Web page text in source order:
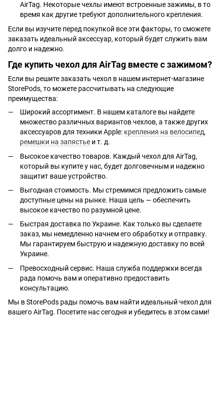
AirTag. Некоторые чехлы имеют встроенные зажимы, в то
время как другие требуют дополнительного крепления.
Если вы изучите перед покупкой все эти факторы, то сможете
заказать идеальный аксессуар, который будет служить вам
долго и надежно.
Где купить чехол для AirTag вместе с зажимом?
Если вы решите заказать чехол в нашем интернет-магазине
StorePods, то можете рассчитывать на следующие
преимущества:
Широкий ассортимент. В нашем каталоге вы найдете
множество различных вариантов чехлов, а также других
аксессуаров для техники Apple: крепления на велосипед,
ремешки на запястье и т. д.
Высокое качество товаров. Каждый чехол для AirTag,
который вы купите у нас, будет долговечным и надежно
защитит ваше устройство.
Выгодная стоимость. Мы стремимся предложить самые
доступные цены на рынке. Наша цель — обеспечить
высокое качество по разумной цене.
Быстрая доставка по Украине. Как только вы сделаете
заказ, мы немедленно начнем его обработку и отправку.
Мы гарантируем быструю и надежную доставку по всей
Украине.
Превосходный сервис. Наша служба поддержки всегда
рада помочь вам и оперативно предоставить
консультацию.
Мы в StorePods рады помочь вам найти идеальный чехол для
вашего AirTag. Посетите нас сегодня и убедитесь в этом сами!